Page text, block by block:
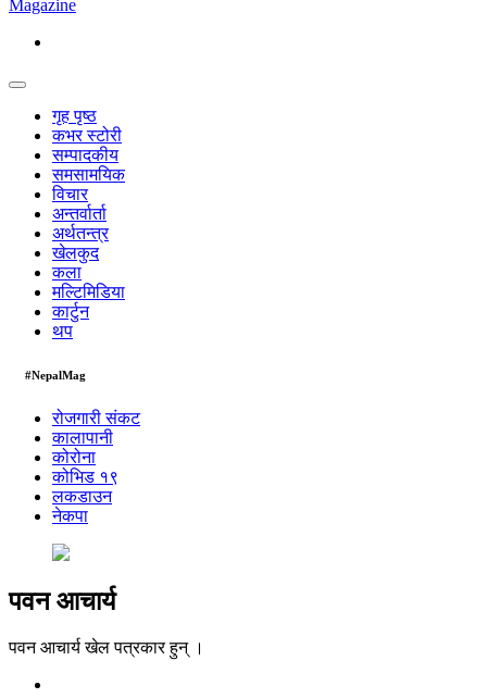
गृह पृष्ठ
कभर स्टोरी
सम्पादकीय
समसामयिक
विचार
अन्तर्वार्ता
अर्थतन्त्र
खेलकुद
कला
मल्टिमिडिया
कार्टुन
थप
#NepalMag
रोजगारी संकट
कालापानी
कोरोना
कोभिड १९
लकडाउन
नेकपा
पवन आचार्य
पवन आचार्य खेल पत्रकार हुन् ।